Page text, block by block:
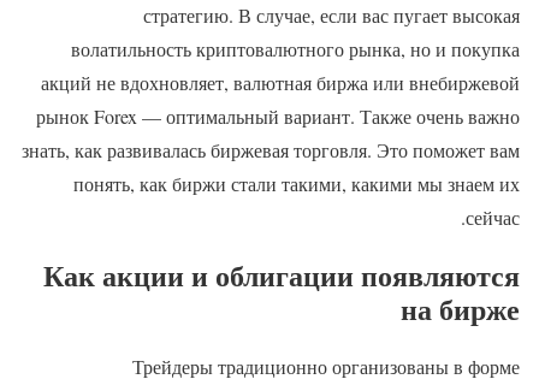
стратегию. В случае, если вас пугает высокая
волатильность криптовалютного рынка, но и покупка
акций не вдохновляет, валютная биржа или внебиржевой
рынок Forex — оптимальный вариант. Также очень важно
знать, как развивалась биржевая торговля. Это поможет вам
понять, как биржи стали такими, какими мы знаем их
сейчас.
Как акции и облигации появляются
на бирже
Трейдеры традиционно организованы в форме